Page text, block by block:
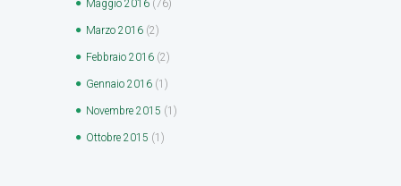
Maggio 2016 (76)
Marzo 2016 (2)
Febbraio 2016 (2)
Gennaio 2016 (1)
Novembre 2015 (1)
Ottobre 2015 (1)